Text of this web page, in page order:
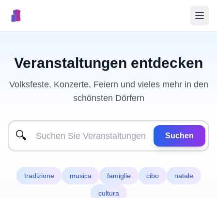
🏘️ Ortschaften
🇮🇹
Veranstaltungen entdecken
Volksfeste, Konzerte, Feiern und vieles mehr in den
schönsten Dörfern
🔍 Suchen
tradizione musica famiglie cibo natale
cultura